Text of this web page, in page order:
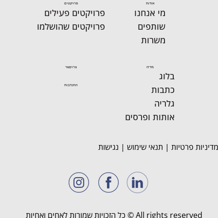
יום א' והקן רוחש נמלים
חרוצות, המון מתנדבים
All rights reserved © כל הזכויות שמורות לאחים ואחיות
אודות
מי אנחנו
שותפים
משרות
פרויקטים
פרויקטים פעילים
פרויקטים שהושלמו
מדיה
בלוג
כתבות
גלריה
אותות ופרסים
התנדבות
צרו קשר
מדיניות פרטיות | תנאי שימוש | נגישות